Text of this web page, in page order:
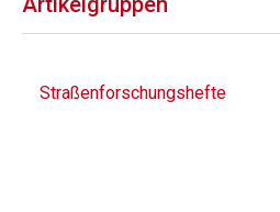
Straßenforschungshefte